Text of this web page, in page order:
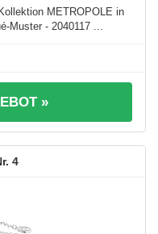
METROPOLE in
Muster - 2040117 ...
»
4